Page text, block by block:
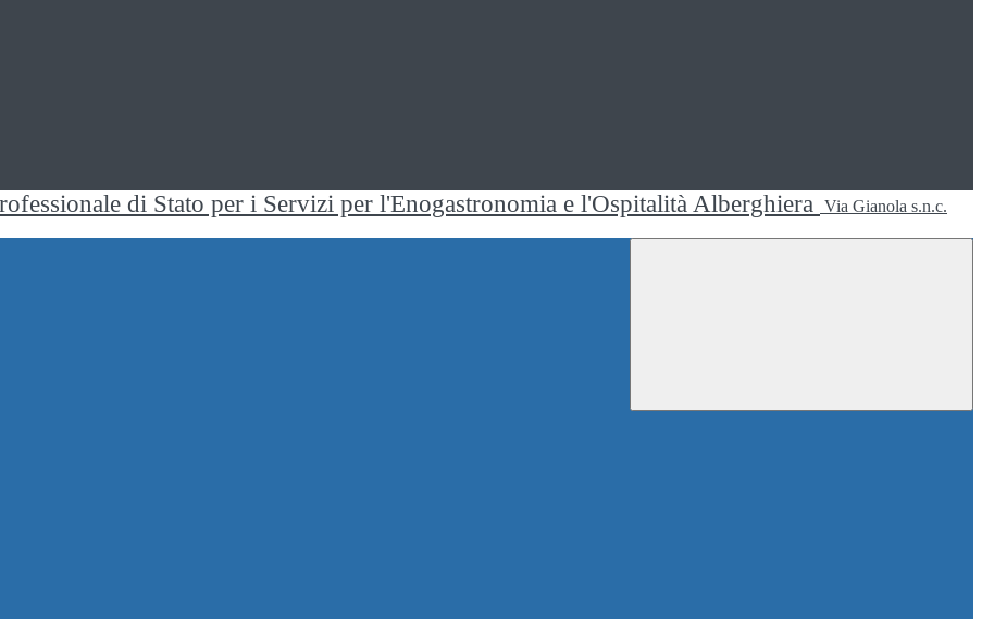
di Stato per i Servizi per l'Enogastronomia e l'Ospitalità Alberghiera Via Gianola s.n.c.